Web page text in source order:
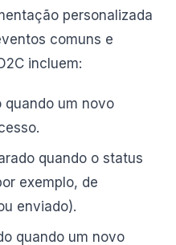
personalizada
comuns e
incluem:
quando um novo
quando o status
exemplo, de
enviado).
quando um novo